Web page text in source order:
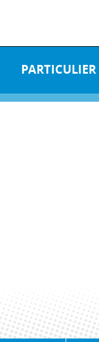
PARTICULIER